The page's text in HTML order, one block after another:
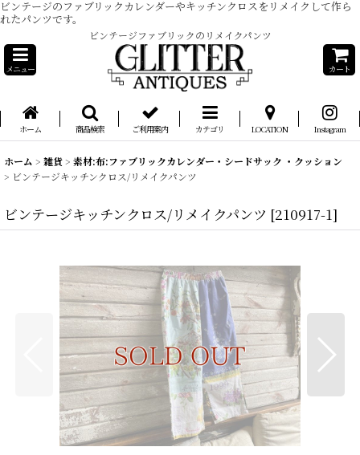
ビンテージのファブリックカレンダーやキッチンクロスをリメイクして作ら
れたパンツです。
ビンテージファブリックのリメイクパンツ
メニュー カート
ホーム 商品検索 ご利用案内 カテゴリ LOCATION Instagram
ホーム > 雑貨> 素材:布:ファブリックカレンダー・シードサック ・クッション
> ビンテージキッチンクロス/リメイクパンツ
ビンテージキッチンクロス/リメイクパンツ [210917-1]